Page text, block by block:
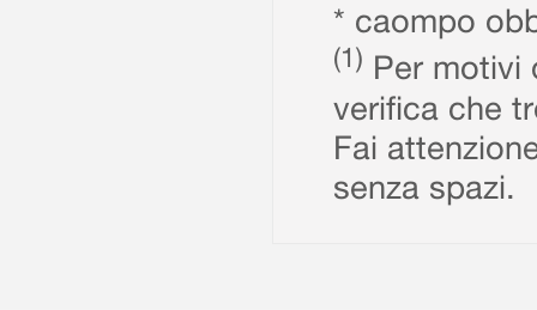
* caompo
(1) Per motivi
verifica che
Fai
senza spazi.